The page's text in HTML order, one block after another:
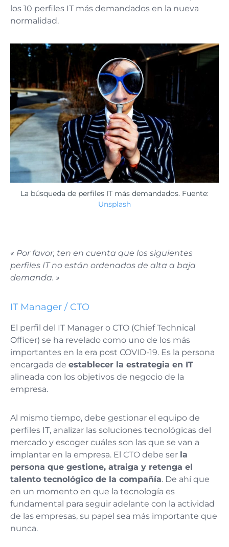
los 10 perfiles IT más demandados en la nueva
normalidad.
La búsqueda de perfiles IT más demandados. Fuente:
Unsplash
« Por favor, ten en cuenta que los siguientes
perfiles IT no están ordenados de alta a baja
demanda. »
IT Manager / CTO
El perfil del IT Manager o CTO (Chief Technical
Officer) se ha revelado como uno de los más
importantes en la era post COVID-19. Es la persona
encargada de establecer la estrategia en IT
alineada con los objetivos de negocio de la
empresa.
Al mismo tiempo, debe gestionar el equipo de
perfiles IT, analizar las soluciones tecnológicas del
mercado y escoger cuáles son las que se van a
implantar en la empresa. El CTO debe ser la
persona que gestione, atraiga y retenga el
talento tecnológico de la compañía. De ahí que
en un momento en que la tecnología es
fundamental para seguir adelante con la actividad
de las empresas, su papel sea más importante que
nunca.